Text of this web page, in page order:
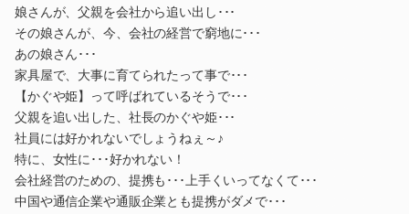
娘さんが、父親を会社から追い出し･･･
その娘さんが、今、会社の経営で窮地に･･･
あの娘さん･･･
家具屋で、大事に育てられたって事で･･･
【かぐや姫】って呼ばれているそうで･･･
父親を追い出した、社長のかぐや姫･･･
社員には好かれないでしょうねぇ～♪
特に、女性に･･･好かれない！
会社経営のための、提携も･･･上手くいってなくて･･･
中国や通信企業や通販企業とも提携がダメで･･･